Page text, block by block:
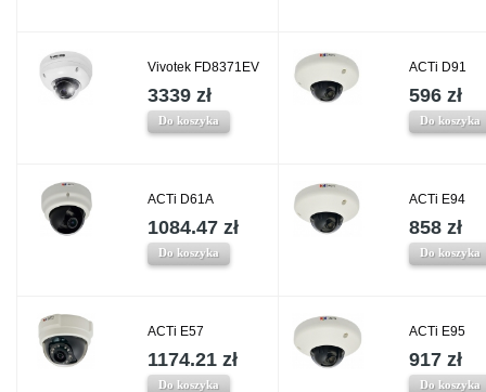
Vivotek FD8371EV
3339 zł
Do koszyka
ACTi D91
596 zł
Do koszyka
ACTi D61A
1084.47 zł
Do koszyka
ACTi E94
858 zł
Do koszyka
ACTi E57
1174.21 zł
Do koszyka
ACTi E95
917 zł
Do koszyka